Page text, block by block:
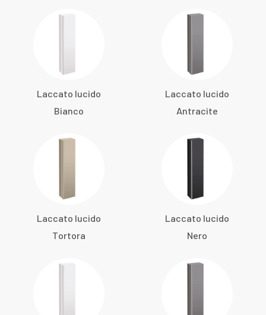
Laccato lucido
Bianco
Laccato lucido
Antracite
Laccato lucido
Tortora
Laccato lucido
Nero